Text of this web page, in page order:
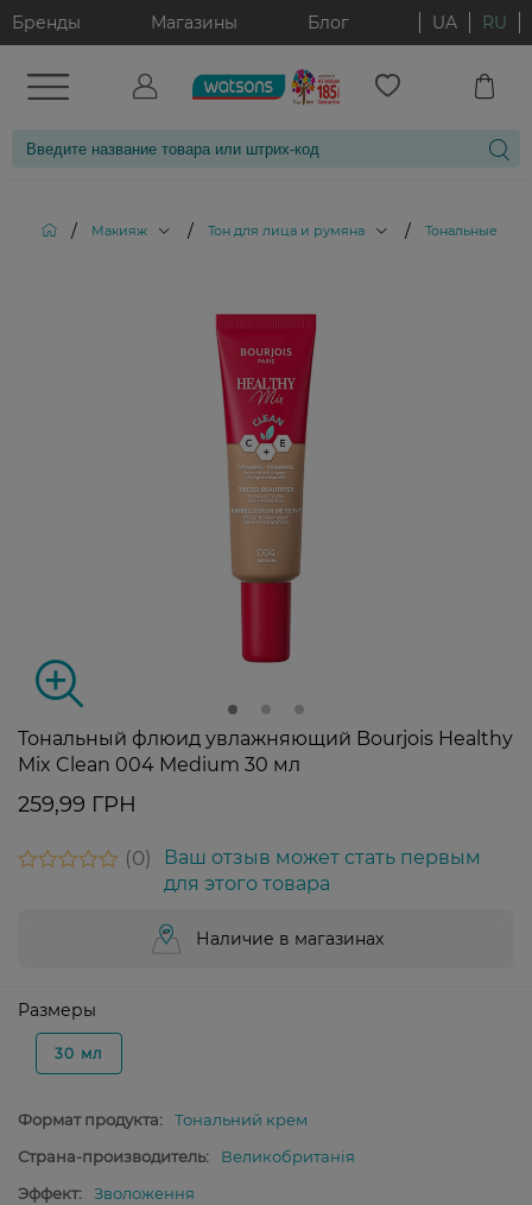
Бренды Магазины Блог UA RU
/ Макияж / Тон для лица и румяна / Тональные
Тональный флюид увлажняющий Bourjois Healthy
Mix Clean 004 Medium 30 мл
259,99 ГРН
0
Ваш отзыв может стать первым
для этого товара
Наличие в магазинах
Размеры
30 мл
Формат продукта:
Тональний крем
Страна-производитель:
Великобританія
Эффект:
Зволоження